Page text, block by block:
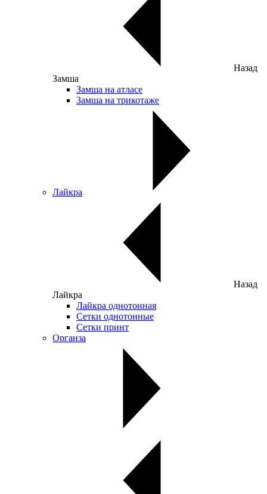
Назад
Замша
Замша на атласе
Замша на трикотаже
Лайкра
Назад
Лайкра
Лайкра однотонная
Сетки однотонные
Сетки принт
Органза